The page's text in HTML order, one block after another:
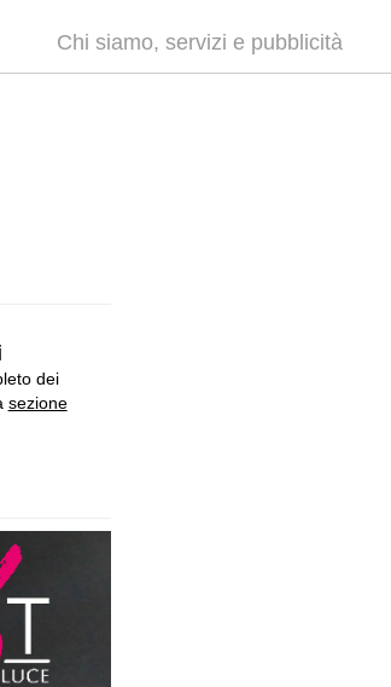
Chi siamo, servizi e pubblicità
dei
sezione